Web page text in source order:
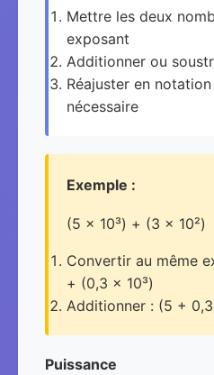
Mettre les deux
exposant
Additionner ou
Réajuster en
nécessaire
Exemple :
(5 × 10³) + (3 × 10²)
Convertir au même
+ (0,3 × 10³)
Additionner : (5 +
Puissance